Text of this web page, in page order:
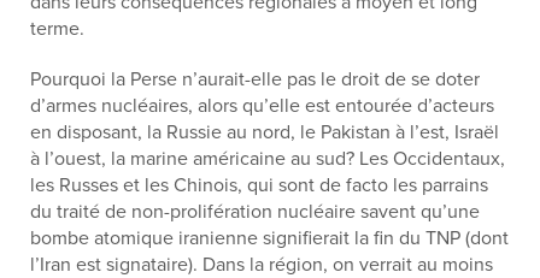
terme.
Pourquoi la Perse n’aurait-elle pas le droit de se doter
d’armes nucléaires, alors qu’elle est entourée d’acteurs
en disposant, la Russie au nord, le Pakistan à l’est, Israël
à l’ouest, la marine américaine au sud? Les Occidentaux,
les Russes et les Chinois, qui sont de facto les parrains
du traité de non-prolifération nucléaire savent qu’une
bombe atomique iranienne signifierait la fin du TNP (dont
l’Iran est signataire). Dans la région, on verrait au moins